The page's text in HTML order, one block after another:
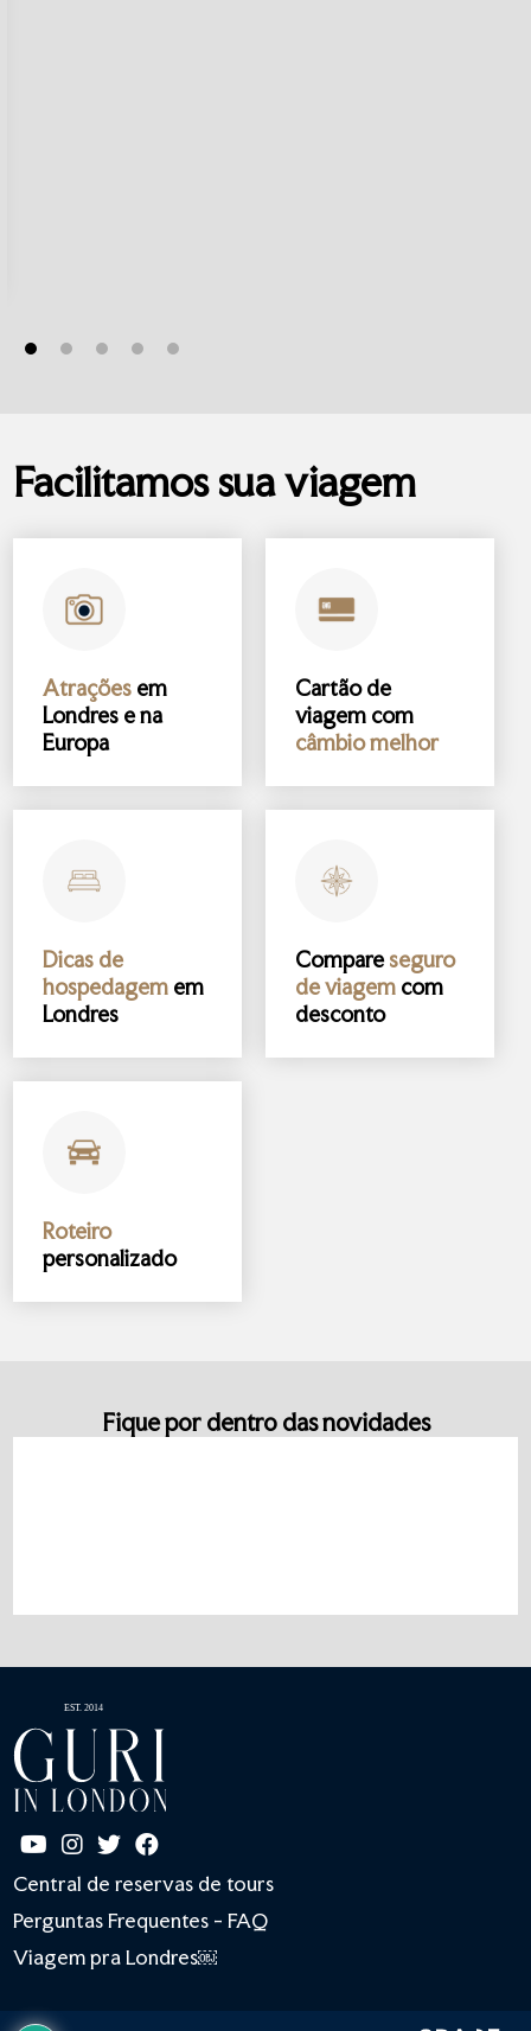
Facilitamos sua viagem
Atrações em
Londres e na
Europa
Cartão de
viagem com
câmbio melhor
Dicas de
hospedagem em
Londres
Compareseguro
de viagem com
desconto
Roteiro
personalizado
Fique por dentro das novidades
Central de reservas de tours
Perguntas Frequentes - FAQ
Viagem pra Londres￼